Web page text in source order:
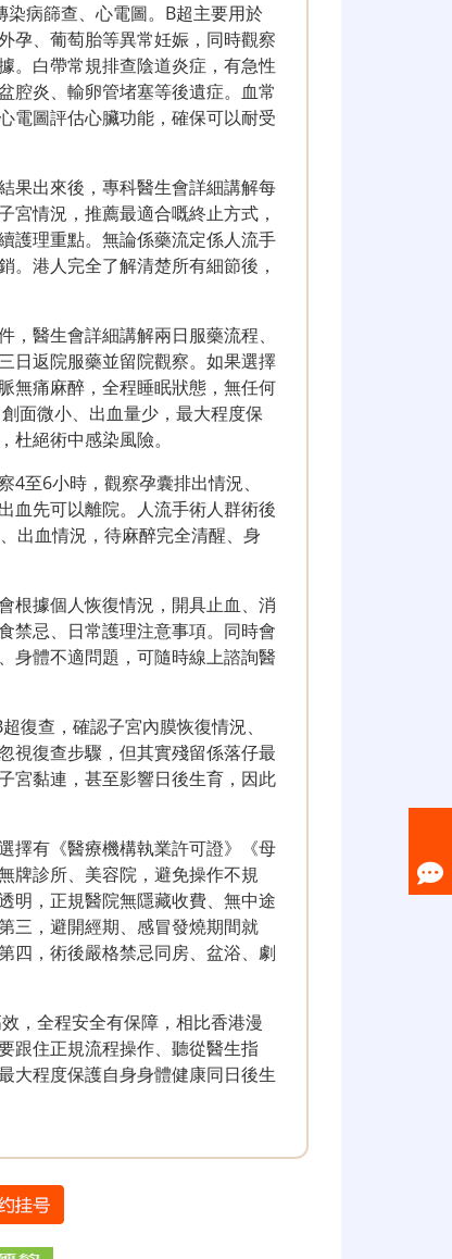
病篩查、心電圖。B超主要用於
孕、葡萄胎等異常妊娠，同時觀察
。白帶常規排查陰道炎症，有急性
腔炎、輸卵管堵塞等後遺症。血常
電圖評估心臟功能，確保可以耐受
果出來後，專科醫生會詳細講解每
宮情況，推薦最適合嘅終止方式，
護理重點。無論係藥流定係人流手
。港人完全了解清楚所有細節後，
醫生會詳細講解兩日服藥流程、
日返院服藥並留院觀察。如果選擇
無痛麻醉，全程睡眠狀態，無任何
面微小、出血量少，最大程度保
絕術中感染風險。
至6小時，觀察孕囊排出情況、
血先可以離院。人流手術人群術後
出血情況，待麻醉完全清醒、身
根據個人恢復情況，開具止血、消
禁忌、日常護理注意事項。同時會
身體不適問題，可隨時線上諮詢醫
復查，確認子宮內膜恢復情況、
視復查步驟，但其實殘留係落仔最
宮黏連，甚至影響日後生育，因此
擇有《醫療機構執業許可證》《母
牌診所、美容院，避免操作不規
明，正規醫院無隱藏收費、無中途
三，避開經期、感冒發燒期間就
四，術後嚴格禁忌同房、盆浴、劇
，全程安全有保障，相比香港漫
跟住正規流程操作、聽從醫生指
大程度保護自身身體健康同日後生